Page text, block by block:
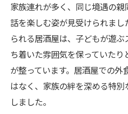
家族連れが多く、同じ境遇の
話を楽しむ姿が見受けられま
られる居酒屋は、子どもが遊
ち着いた雰囲気を保っていた
が整っています。居酒屋での外
はなく、家族の絆を深める特
しました。